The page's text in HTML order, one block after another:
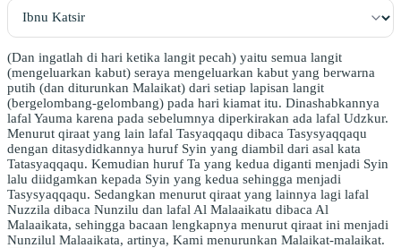
(Dan ingatlah di hari ketika langit pecah) yaitu semua langit
(mengeluarkan kabut) seraya mengeluarkan kabut yang berwarna
putih (dan diturunkan Malaikat) dari setiap lapisan langit
(bergelombang-gelombang) pada hari kiamat itu. Dinashabkannya
lafal Yauma karena pada sebelumnya diperkirakan ada lafal Udzkur.
Menurut qiraat yang lain lafal Tasyaqqaqu dibaca Tasysyaqqaqu
dengan ditasydidkannya huruf Syin yang diambil dari asal kata
Tatasyaqqaqu. Kemudian huruf Ta yang kedua diganti menjadi Syin
lalu diidgamkan kepada Syin yang kedua sehingga menjadi
Tasysyaqqaqu. Sedangkan menurut qiraat yang lainnya lagi lafal
Nuzzila dibaca Nunzilu dan lafal Al Malaaikatu dibaca Al
Malaaikata, sehingga bacaan lengkapnya menurut qiraat ini menjadi
Nunzilul Malaaikata, artinya, Kami menurunkan Malaikat-malaikat.